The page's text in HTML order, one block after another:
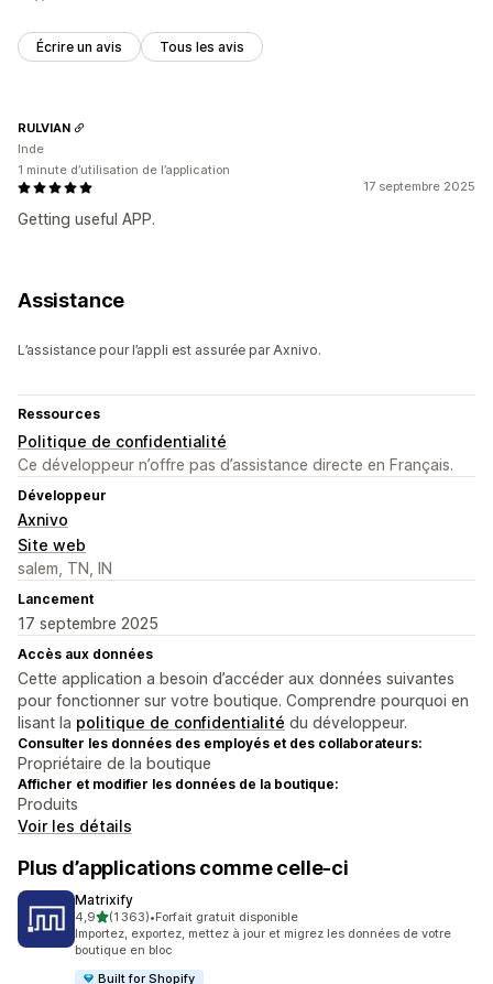
Écrire un avis Tous les avis
17 septembre 2025
Getting useful APP.
RULVIAN
Inde
1 minute d’utilisation de l’application
Assistance
L’assistance pour l’appli est assurée par Axnivo.
Ressources
Politique de confidentialité
Ce développeur n’offre pas d’assistance directe en Français.
Développeur
Axnivo
Site web
salem, TN, IN
Lancement
17 septembre 2025
Accès aux données
Cette application a besoin d’accéder aux données suivantes
pour fonctionner sur votre boutique. Comprendre pourquoi en
lisant la politique de confidentialité du développeur.
Consulter les données des employés et des collaborateurs:
Propriétaire de la boutique
Afficher et modifier les données de la boutique:
Produits
Voir les détails
Plus d’applications comme celle-ci
Matrixify
4,9étoile(s) sur 5
(1 363)
1363 avis au total
•Forfait gratuit disponible
Importez, exportez, mettez à jour et migrez les données de votre
boutique en bloc
Built for Shopify